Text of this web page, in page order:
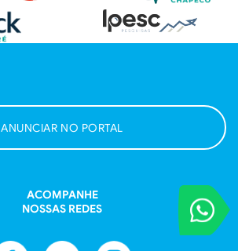
VOCÊ
Entre em
ANUNCIAR NO PORTAL
ACOMPANHE
NOSSAS REDES